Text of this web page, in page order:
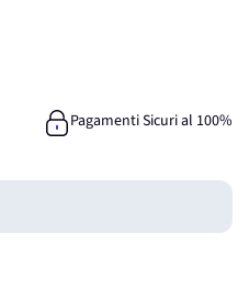
Pagamenti Sicuri al 100%